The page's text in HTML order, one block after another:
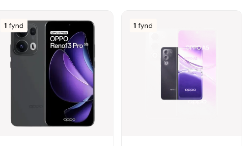
1 fynd 1 fynd